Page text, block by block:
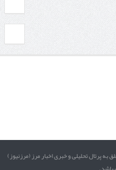
پرتال تحلیلی و خبری اخبار مرز (مرزنیوز)